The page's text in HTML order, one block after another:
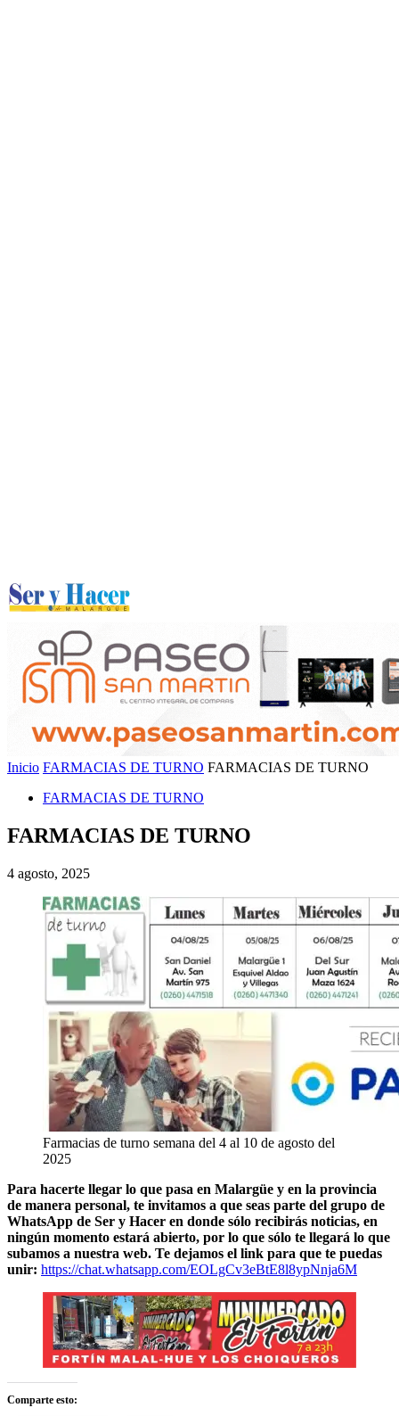
Inicio FARMACIAS DE TURNO FARMACIAS DE TURNO
FARMACIAS DE TURNO
FARMACIAS DE TURNO
4 agosto, 2025
Farmacias de turno semana del 4 al 10 de agosto del
2025
Para hacerte llegar lo que pasa en Malargüe y en la provincia
de manera personal, te invitamos a que seas parte del grupo de
WhatsApp de Ser y Hacer en donde sólo recibirás noticias, en
ningún momento estará abierto, por lo que sólo te llegará lo que
subamos a nuestra web. Te dejamos el link para que te puedas
unir: https://chat.whatsapp.com/EOLgCv3eBtE8l8ypNnja6M
Comparte esto: